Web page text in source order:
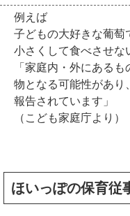
例えば
子どもの大好きな葡萄
小さくして食べさせな
「家庭内・外にある
物となる可能性があり
報告されています」
（こども家庭庁より）
ほいっぽの保育従